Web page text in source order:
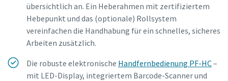
übersichtlich an. Ein Heberahmen mit zertifiziertem
Hebepunkt und das (optionale) Rollsystem
vereinfachen die Handhabung für ein schnelles, sicheres
Arbeiten zusätzlich.
Die robuste elektronische Handfernbedienung PF-HC–
mit LED-Display, integriertem Barcode-Scanner und